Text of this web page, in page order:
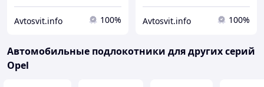
Avtosvit.info 100% Avtosvit.info 100%
Автомобильные подлокотники для других серий
Opel